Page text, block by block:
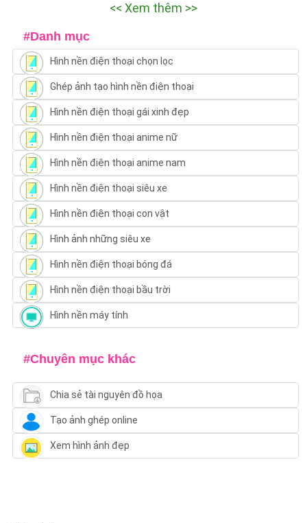
<< Xem thêm >>
#Danh mục
Hình nền điện thoại chọn lọc
Ghép ảnh tạo hình nền điện thoại
Hình nền điện thoại gái xinh đẹp
Hình nền điện thoại anime nữ
Hình nền điện thoại anime nam
Hình nền điện thoại siêu xe
Hình nền điện thoại con vật
Hình ảnh những siêu xe
Hình nền điện thoại bóng đá
Hình nền điện thoại bầu trời
Hình nền máy tính
#Chuyên mục khác
Chia sẻ tài nguyên đồ họa
Tạo ảnh ghép online
Xem hình ảnh đẹp